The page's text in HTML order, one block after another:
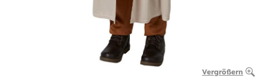
Vergrößern